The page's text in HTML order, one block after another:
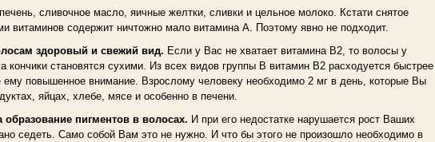
сливочное масло, яичные желтки, сливки и цельное молоко. Кстати снятое
витаминов содержит ничтожно мало витамина А. Поэтому явно не подходит.
здоровый и свежий вид. Если у Вас не хватает витамина В2, то волосы у
кончики становятся сухими. Из всех видов группы В витамин В2 расходуется быстрее
ему повышенное внимание. Взрослому человеку необходимо 2 мг в день, которые Вы
яйцах, хлебе, мясе и особенно в печени.
образование пигментов в волосах. И при его недостатке нарушается рост Ваших
седеть. Само собой Вам это не нужно. И что бы этого не произошло необходимо в